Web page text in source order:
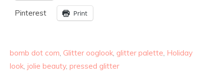
Pinterest Print
bomb dot com Glitter ooglook glitter palette Holiday
look jolie beauty, pressed glitter